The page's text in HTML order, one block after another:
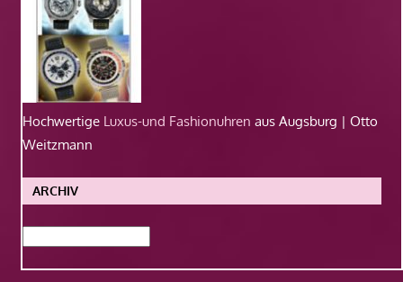
Hochwertige Luxus-und Fashionuhren aus Augsburg | Otto
Weitzmann
ARCHIV